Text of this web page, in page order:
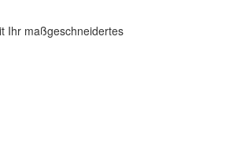
Ihr maßgeschneidertes